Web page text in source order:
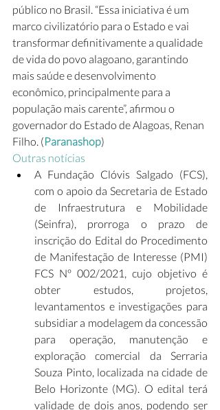
público no Brasil. “Essa iniciativa é um
marco civilizatório para o Estado e vai
transformar definitivamente a qualidade
de vida do povo alagoano, garantindo
mais saúde e desenvolvimento
econômico, principalmente para a
população mais carente”, afirmou o
governador do Estado de Alagoas, Renan
Filho. (Paranashop)
Outras notícias
A Fundação Clóvis Salgado (FCS),
com o apoio da Secretaria de Estado
de Infraestrutura e Mobilidade
(Seinfra), prorroga o prazo de
inscrição do Edital do Procedimento
de Manifestação de Interesse (PMI)
FCS Nº 002/2021, cujo objetivo é
obter estudos, projetos,
levantamentos e investigações para
subsidiar a modelagem da concessão
para operação, manutenção e
exploração comercial da Serraria
Souza Pinto, localizada na cidade de
Belo Horizonte (MG). O edital terá
validade de dois anos, podendo ser